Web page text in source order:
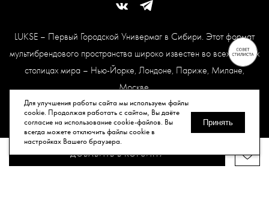
Для улучшения работы сайта мы используем файлы
cookie. Продолжая работать с сайтом, Вы даёте
согласие на использование cookie-файлов. Вы
всегда можете отключить файлы cookie в
настройках Вашего браузера.
Принять
ДОБАВИТЬ В КОРЗИНУ
LUKSE – Первый Городской Универмаг в Сибири. Этот формат
мультибрендового пространства широко известен во всех модных
столицах мира – Нью-Йорке, Лондоне, Париже, Милане,
Москве.
Карта сайта
© Все права защищены, 2026.